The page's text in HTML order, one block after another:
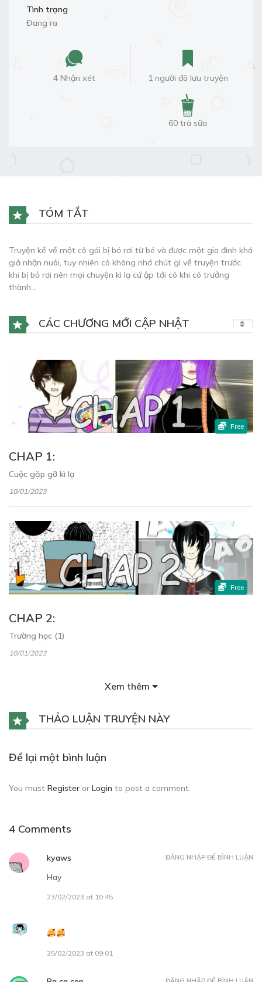
Tình trạng
Đang ra
4 Nhận xét 1 người đã lưu truyện
60 trà sữa
TÓM TẮT
Truyện kể về một cô gái bị bỏ rơi từ bé và được một gia đình khá
giả nhận nuôi, tuy nhiên cô không nhớ chút gì về truyện trước
khi bị bỏ rơi nên mọi chuyện kì lạ cứ ập tới cô khi cô trưởng
thành…
CÁC CHƯƠNG MỚI CẬP NHẬT
CHAP 1:
Cuộc gặp gỡ kì lạ
10/01/2023
Free
CHAP 2:
Trường học (1)
10/01/2023
Free
CHAP 4:
Trường học (3)
05/02/2023
Xem thêm
THẢO LUẬN TRUYỆN NÀY
Để lại một bình luận
You must Register or Login to post a comment.
4 Comments
kyaws
Hay
23/02/2023 at 10:45
ĐĂNG NHẬP ĐỂ BÌNH LUẬN
25/02/2023 at 09:01